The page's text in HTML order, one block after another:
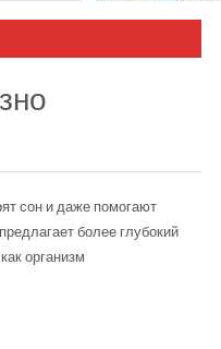
сон и даже помогают
более глубокий
организм